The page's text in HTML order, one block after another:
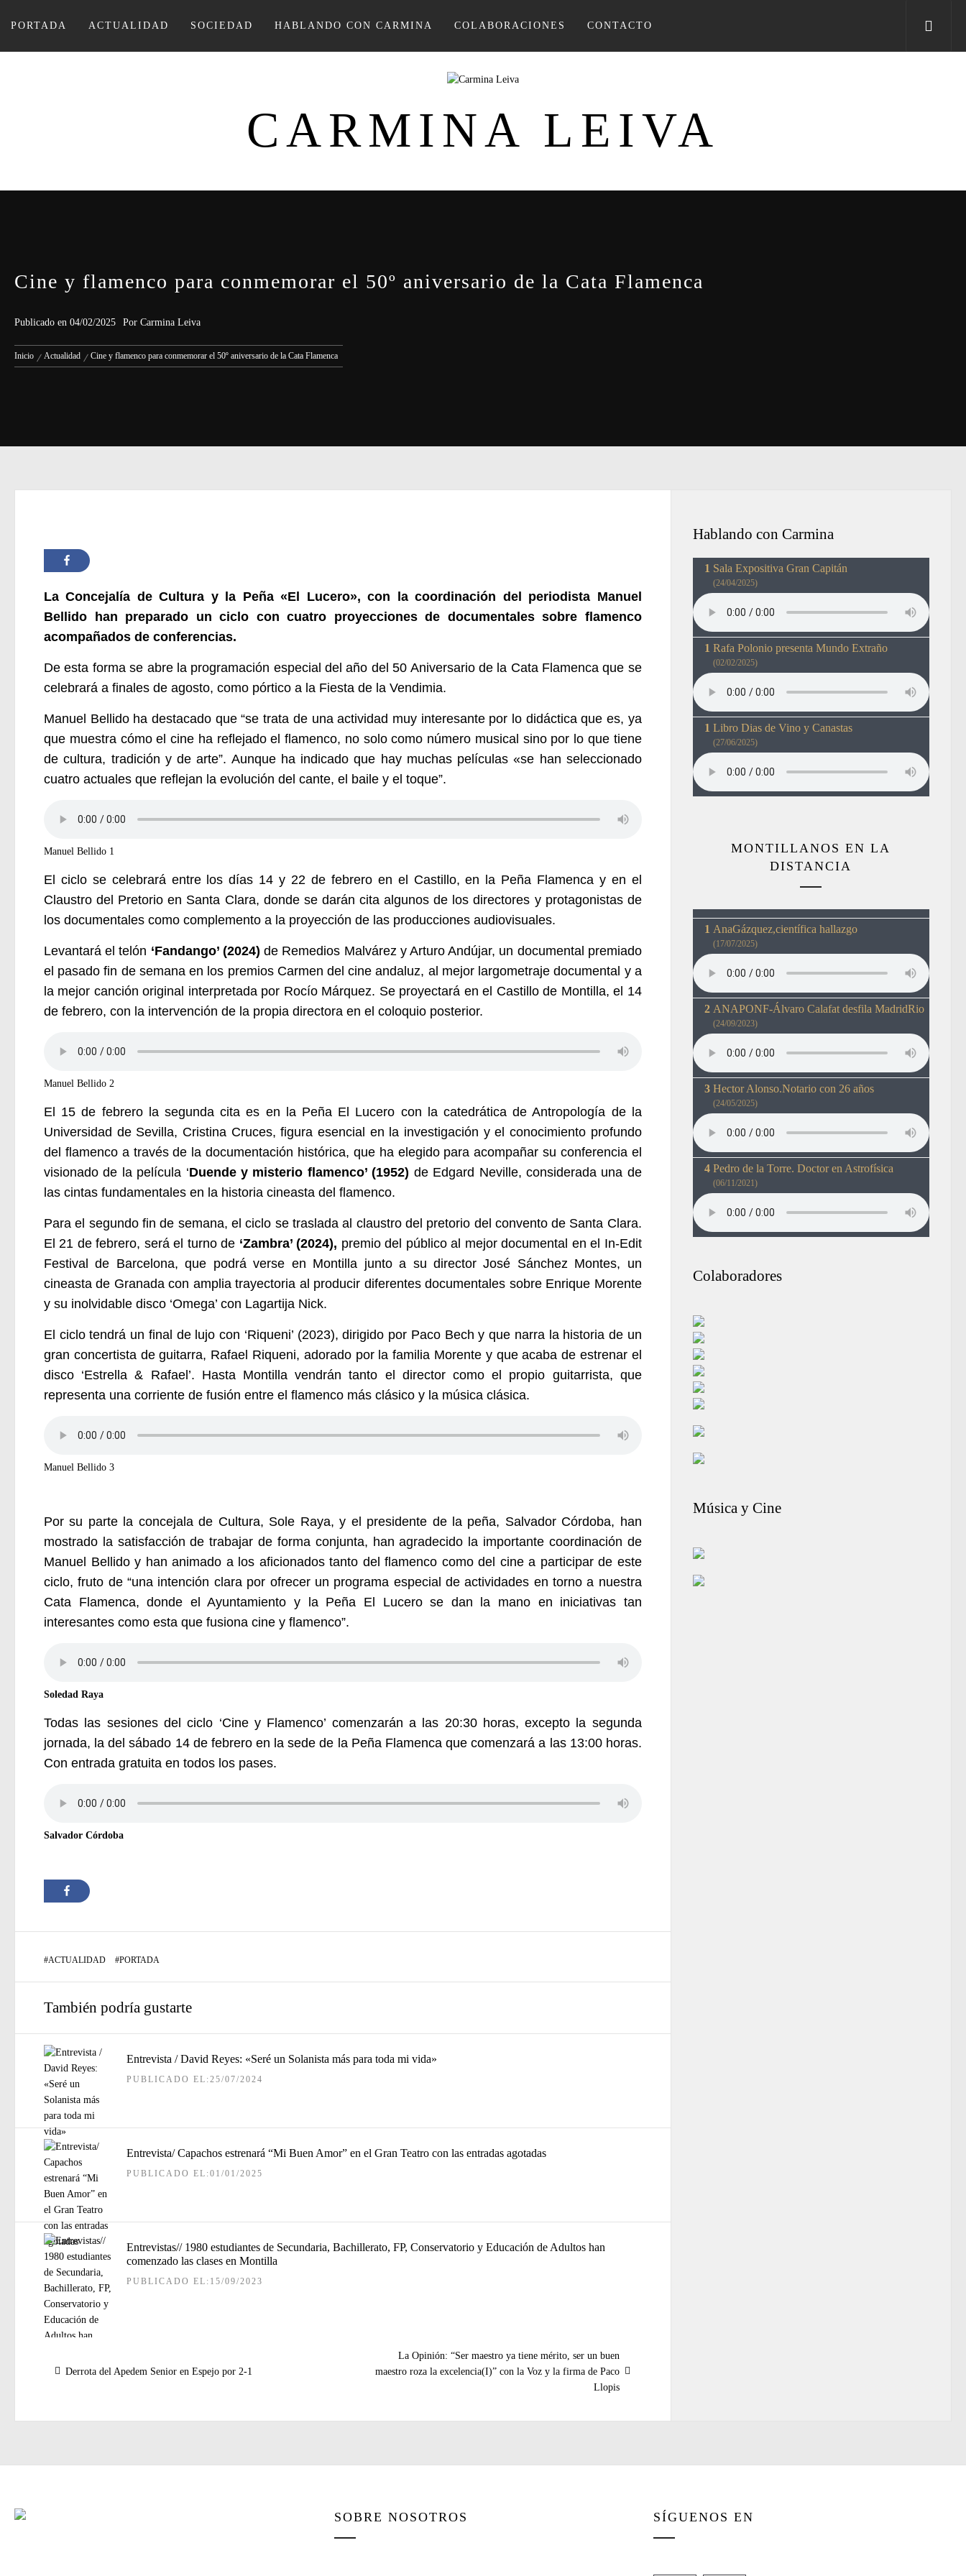
PORTADA ACTUALIDAD SOCIEDAD HABLANDO CON CARMINA COLABORACIONES CONTACTO
CARMINA LEIVA
Cine y flamenco para conmemorar el 50º aniversario de la Cata Flamenca
Publicado en 04/02/2025 Por Carmina Leiva
Inicio Actualidad Cine y flamenco para conmemorar el 50º aniversario de la Cata Flamenca
La Concejalía de Cultura y la Peña «El Lucero»,con la coordinación del periodista Manuel
Bellido han preparado un ciclo con cuatro proyecciones de documentalessobre flamenco
acompañados de conferencias.
De esta forma se abre la programación especial del año del 50 Aniversario de la Cata Flamenca que se
celebrará a finales de agosto, como pórtico a la Fiesta de la Vendimia.
Manuel Bellido ha destacado que “se trata de una actividad muy interesante por lo didáctica que es, ya
que muestra cómo el cine ha reflejado el flamenco, no solo como número musical sino por lo que tiene
de cultura, tradición y de arte”. Aunque ha indicado que hay muchas películas «se han seleccionado
cuatro actuales que reflejan la evolución del cante, el baile y el toque”.
Manuel Bellido 1
El ciclo se celebrará entre los días 14 y 22 de febrero en el Castillo, en la Peña Flamenca y en el
Claustro del Pretorio en Santa Clara, donde se darán cita algunos de los directores y protagonistas de
los documentales como complemento a la proyección de las producciones audiovisuales.
Levantará el telón ‘Fandango’ (2024) de Remedios Malvárez y Arturo Andújar, un documental premiado
el pasado fin de semana en los premios Carmen del cine andaluz, al mejor largometraje documental y a
la mejor canción original interpretada por Rocío Márquez. Se proyectará en el Castillo de Montilla, el 14
de febrero, con la intervención de la propia directora en el coloquio posterior.
Manuel Bellido 2
El 15 de febrero la segunda cita es en la Peña El Lucero con la catedrática de Antropología de la
Universidad de Sevilla, Cristina Cruces, figura esencial en la investigación y el conocimiento profundo
del flamenco a través de la documentación histórica, que ha elegido para acompañar su conferencia el
visionado de la película ‘Duende y misterio flamenco’ (1952) de Edgard Neville, considerada una de
las cintas fundamentales en la historia cineasta del flamenco.
Para el segundo fin de semana, el ciclo se traslada al claustro del pretorio del convento de Santa Clara.
El 21 de febrero, será el turno de ‘Zambra’ (2024), premio del público al mejor documental en el In-Edit
Festival de Barcelona, que podrá verse en Montilla junto a su director José Sánchez Montes, un
cineasta de Granada con amplia trayectoria al producir diferentes documentales sobre Enrique Morente
y su inolvidable disco ‘Omega’ con Lagartija Nick.
El ciclo tendrá un final de lujo con ‘Riqueni’ (2023), dirigido por Paco Bech y que narra la historia de un
gran concertista de guitarra, Rafael Riqueni, adorado por la familia Morente y que acaba de estrenar el
disco ‘Estrella & Rafael’. Hasta Montilla vendrán tanto el director como el propio guitarrista, que
representa una corriente de fusión entre el flamenco más clásico y la música clásica.
Manuel Bellido 3
Por su parte la concejala de Cultura, Sole Raya, y el presidente de la peña, Salvador Córdoba, han
mostrado la satisfacción de trabajar de forma conjunta, han agradecido la importante coordinación de
Manuel Bellido y han animado a los aficionados tanto del flamenco como del cine a participar de este
ciclo, fruto de “una intención clara por ofrecer un programa especial de actividades en torno a nuestra
Cata Flamenca, donde el Ayuntamiento y la Peña El Lucero se dan la mano en iniciativas tan
interesantes como esta que fusiona cine y flamenco”.
Soledad Raya
Todas las sesiones del ciclo ‘Cine y Flamenco’ comenzarán a las 20:30 horas, excepto la segunda
jornada, la del sábado 14 de febrero en la sede de la Peña Flamenca que comenzará a las 13:00 horas.
Con entrada gratuita en todos los pases.
Salvador Córdoba
#ACTUALIDAD #PORTADA
También podría gustarte
Entrevista / David Reyes: «Seré un Solanista más para toda mi vida»
PUBLICADO EL:25/07/2024
Entrevista/ Capachos estrenará “Mi Buen Amor” en el Gran Teatro con las entradas agotadas
PUBLICADO EL:01/01/2025
Entrevistas// 1980 estudiantes de Secundaria, Bachillerato, FP, Conservatorio y Educación de Adultos han
comenzado las clases en Montilla
PUBLICADO EL:15/09/2023
de
Entrada
Derrota del Apedem Senior en Espejo por 2-1
Entrada
siguiente:
La Opinión: “Ser maestro ya tiene mérito, ser un buen
maestro roza la excelencia(I)” con la Voz y la firma de Paco
Llopis
Hablando con Carmina
Sala Expositiva Gran Capitán
(24/04/2025)
Rafa Polonio presenta Mundo Extraño
(02/02/2025)
Libro Dias de Vino y Canastas
(27/06/2025)
MONTILLANOS EN LA
DISTANCIA
AnaGázquez,científica hallazgo
(17/07/2025)
ANAPONF-Álvaro Calafat desfila MadridRio
(24/09/2023)
Hector Alonso.Notario con 26 años
(24/05/2025)
Pedro de la Torre. Doctor en Astrofísica
(06/11/2021)
Colaboradores
Música y Cine
SOBRE NOSOTROS SÍGUENOS EN